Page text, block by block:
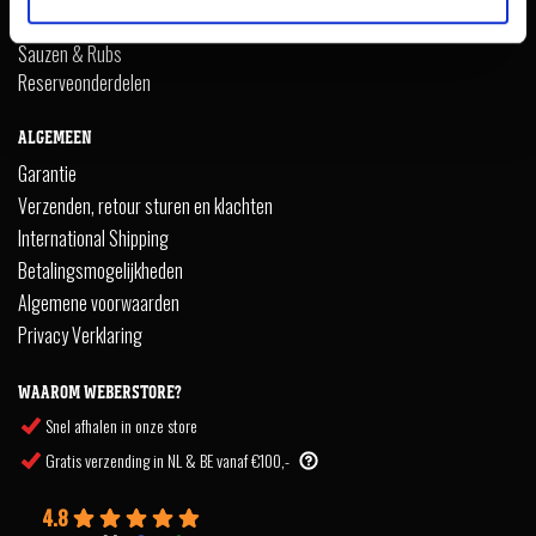
Fanshop
Sauzen & Rubs
Reserveonderdelen
ALGEMEEN
Garantie
Verzenden, retour sturen en klachten
International Shipping
Betalingsmogelijkheden
Algemene voorwaarden
Privacy Verklaring
WAAROM WEBERSTORE?
Snel afhalen in onze store
Gratis verzending in NL & BE vanaf €100,-
4.8